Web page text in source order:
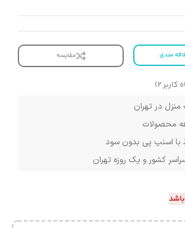
مندی مقایسه
کاربر2
)
در تهران
کشور و یک روزه تهران